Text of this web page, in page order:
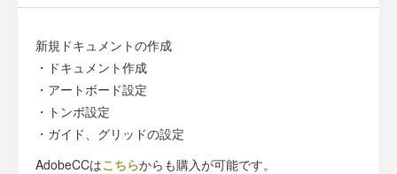
新規ドキュメントの作成
・ドキュメント作成
・アートボード設定
・トンボ設定
・ガイド、グリッドの設定
AdobeCCはこちらからも購入が可能です。